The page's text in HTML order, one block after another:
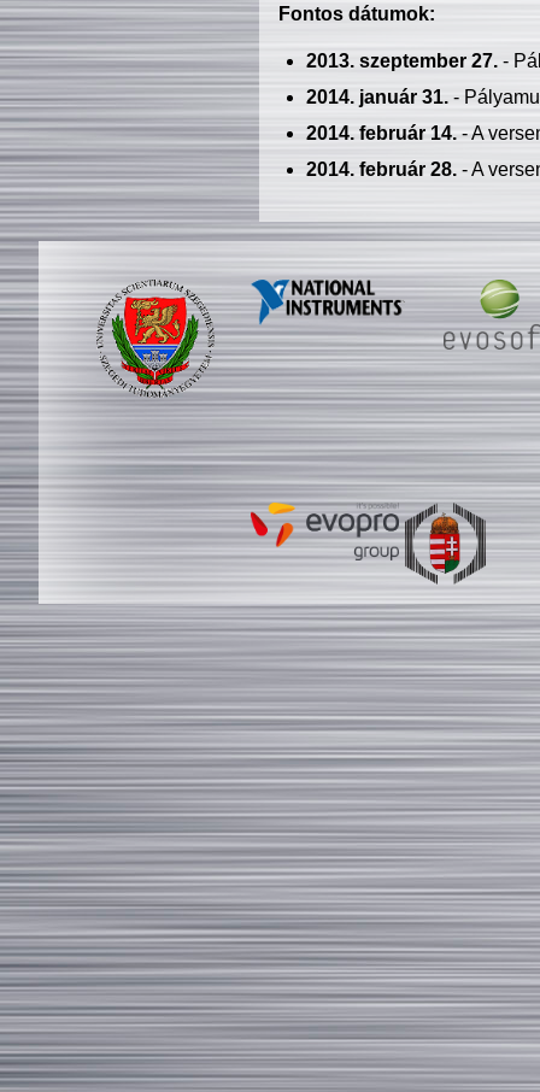
Fontos dátumok:
2013. szeptember 27.-
2014. január 31.-
2014. február 14.- A
2014. február 28.- A